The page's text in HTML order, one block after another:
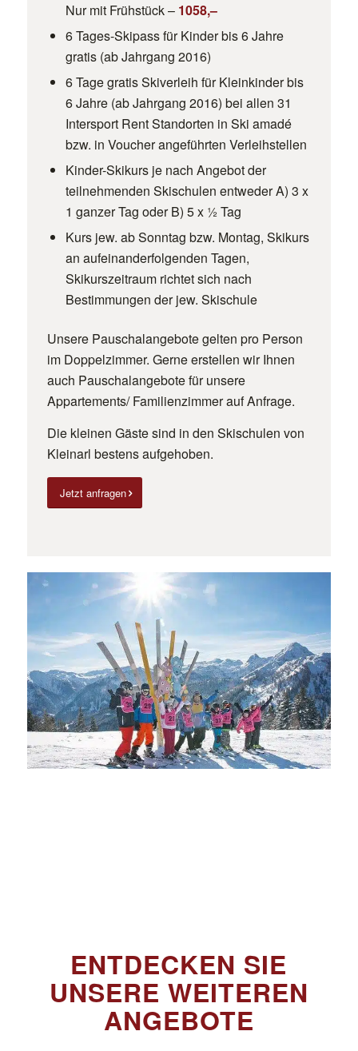
Nur mit Frühstück – 1058,–
6 Tages-Skipass für Kinder bis 6 Jahre
gratis (ab Jahrgang 2016)
6 Tage gratis Skiverleih für Kleinkinder bis
6 Jahre (ab Jahrgang 2016) bei allen 31
Intersport Rent Standorten in Ski amadé
bzw. in Voucher angeführten Verleihstellen
Kinder-Skikurs je nach Angebot der
teilnehmenden Skischulen entweder A) 3 x
1 ganzer Tag oder B) 5 x ½ Tag
Kurs jew. ab Sonntag bzw. Montag, Skikurs
an aufeinanderfolgenden Tagen,
Skikurszeitraum richtet sich nach
Bestimmungen der jew. Skischule
Unsere Pauschalangebote gelten pro Person
im Doppelzimmer. Gerne erstellen wir Ihnen
auch Pauschalangebote für unsere
Appartements/ Familienzimmer auf Anfrage.
Die kleinen Gäste sind in den Skischulen von
Kleinarl bestens aufgehoben.
Jetzt anfragen
ENTDECKEN SIE
UNSERE WEITEREN
ANGEBOTE